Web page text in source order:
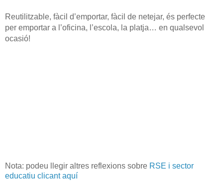
Reutilitzable, fàcil d’emportar, fàcil de netejar, és perfecte
per emportar a l’oficina, l’escola, la platja… en qualsevol
ocasió!
Nota: podeu llegir altres reflexions sobre RSE i sector
educatiu clicant aquí